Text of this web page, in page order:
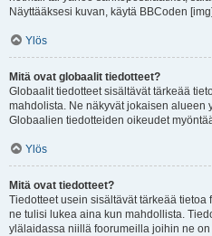
Näyttääksesi kuvan, käytä BBCoden
Ylös
Mitä ovat globaalit tiedotteet?
Globaalit tiedotteet sisältävät tärkeää
mahdolista. Ne näkyvät jokaisen alueen
Globaalien tiedotteiden oikeudet
Ylös
Mitä ovat tiedotteet?
Tiedotteet usein sisältävät tärkeää
ne tulisi lukea aina kun mahdollista.
ylälaidassa niillä foorumeilla joihin ne